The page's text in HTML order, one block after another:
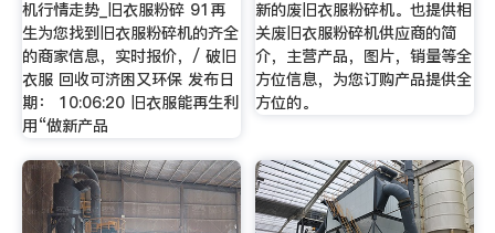
机行情走势_旧衣服粉碎 91再
生为您找到旧衣服粉碎机的齐全
的商家信息，实时报价，/ 破旧
衣服 回收可济困又环保 发布日
期： 10:06:20 旧衣服能再生利
用“做新产品
新的废旧衣服粉碎机。也提供相
关废旧衣服粉碎机供应商的简
介，主营产品，图片，销量等全
方位信息，为您订购产品提供全
方位的。